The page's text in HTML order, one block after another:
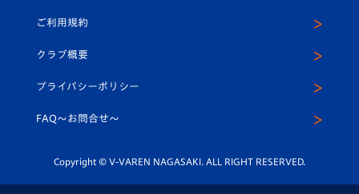
平和祈念活動
ホームタウン活動
スクール
ヴィヴィくんインスタグラム
公式LINE＠
ご利用規約
クラブ概要
プライバシーポリシー
FAQ〜お問合せ〜
Copyright © V-VAREN NAGASAKI. ALL RIGHT RESERVED.